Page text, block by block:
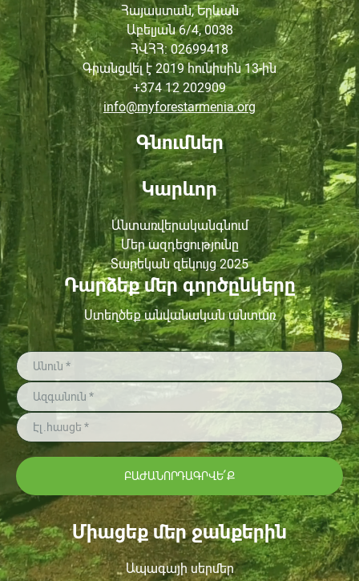
Հայաստան, Երևան
Աբելյան 6/4, 0038
ՀՎՀՀ: 02699418
Գրանցվել է 2019 հունիսին13-ին
+374 12 202909
info@myforestarmenia.org
Գնումներ
Կարևոր
Անտառվերականգնում
Մեր ազդեցությունը
Տարեկան զեկույց 2025
Դարձեք մեր գործընկերը
Ստեղծեք անվանական անտառ
ԲԱԺԱՆՈՐԴԱԳՐՎԵ՛Ք
Միացեք մեր ջանքերին
Ապագայի սերմեր